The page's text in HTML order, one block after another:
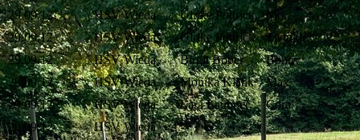
29.09.12 HSV Wieda Ulrike Pottrick
Mo
29.09.12
HSV Wieda Ulrike Pottrick
Twinkle
29.09.12
HSV Wieda Birgit Bober
Bonny
29.09.12
HSV Wieda Monika Klank
Max
29.09.12
HSV Wieda Lara Laubner
Cora
29.09.12
HSV Wieda